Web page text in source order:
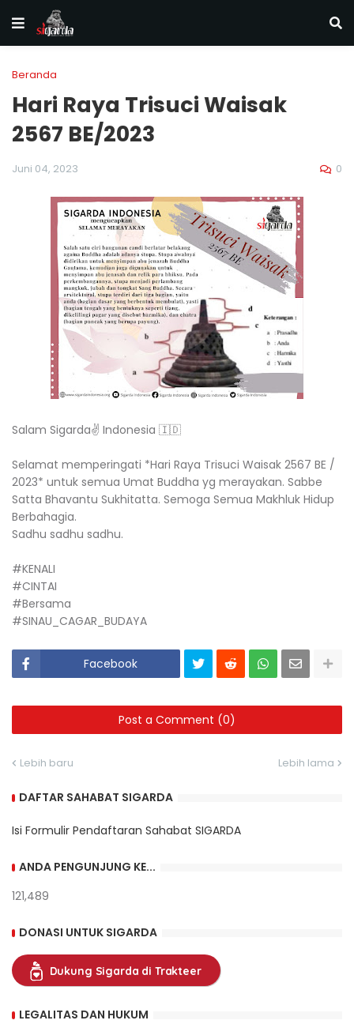
Beranda
Hari Raya Trisuci Waisak
2567 BE/2023
Juni 04, 2023 0
Salam Sigarda✌️ Indonesia 🇮🇩
Selamat memperingati *Hari Raya Trisuci Waisak 2567 BE /
2023* untuk semua Umat Buddha yg merayakan. Sabbe
Satta Bhavantu Sukhitatta. Semoga Semua Makhluk Hidup
Berbahagia.
Sadhu sadhu sadhu.
#KENALI
#CINTAI
#Bersama
#SINAU_CAGAR_BUDAYA
Facebook
Post a Comment (0)
Lebih baru Lebih lama
DAFTAR SAHABAT SIGARDA
Isi Formulir Pendaftaran Sahabat SIGARDA
ANDA PENGUNJUNG KE...
121,489
DONASI UNTUK SIGARDA
Dukung Sigarda di Trakteer
LEGALITAS DAN HUKUM